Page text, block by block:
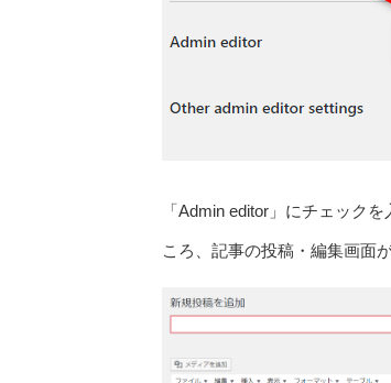
「Admin editor」にチェック
ころ、記事の投稿・編集画面